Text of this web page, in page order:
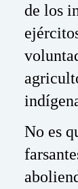
de los
No es